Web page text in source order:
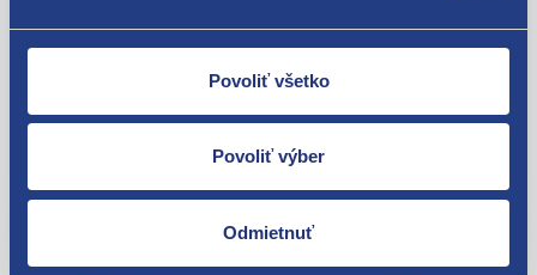
Povoliť všetko
Povoliť výber
Odmietnuť
Výrobca: FAST
26.52 EUR
Výrobca: FIAT ORIGINAL
skladom 3 ks
12.82 EUR
10.42 EUR bez DPH